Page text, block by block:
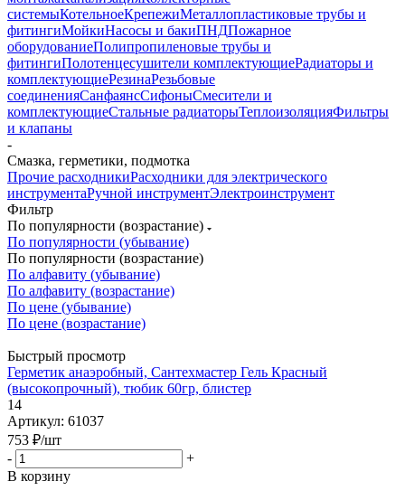
системыКотельноеКрепежиМеталлопластиковые трубы и
фитингиМойкиНасосы и бакиПНДПожарное
оборудованиеПолипропиленовые трубы и
фитингиПолотенцесушители комплектующиеРадиаторы и
комплектующиеРезинаРезьбовые
соединенияСанфаянсСифоныСмесители и
комплектующиеСтальные радиаторыТеплоизоляцияФильтры
и клапаны
-
Смазка, герметики, подмотка
Прочие расходникиРасходники для электрического
инструментаРучной инструментЭлектроинструмент
Фильтр
По популярности (возрастание)
По популярности (убывание)
По популярности (возрастание)
По алфавиту (убывание)
По алфавиту (возрастание)
По цене (убывание)
По цене (возрастание)
Быстрый просмотр
Герметик анаэробный, Сантехмастер Гель Красный
(высокопрочный), тюбик 60гр, блистер
14
Артикул: 61037
753 ₽/шт
-
+
В корзину